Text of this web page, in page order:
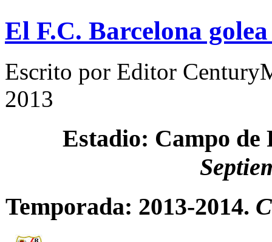
El F.C. Barcelona
Escrito por Editor
2013
Estadio: Campo de
Temporada: 2013-2014.